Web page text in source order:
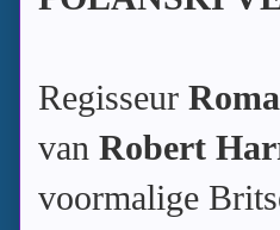
Regisseur
van Robert
voormalige